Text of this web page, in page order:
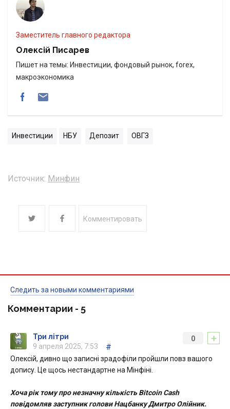
Заместитель главного редактора
Олексій Писарев
Пишет на темы: Инвестиции, фондовый рынок, forex,
макроэкономика
Инвестиции НБУ Депозит ОВГЗ
Источник: Минфин
Комментировать
Следить за новыми комментариями
Комментарии - 5
+
0
Три літри
9 апреля 2025, 7:53
#
Олексій, дивно що записні зрадофіли пройшли повз вашого
допису. Це щось нестандартне на Мінфіні.
Хоча рік тому про незначну кількість Bitcoin Cash
повідомляв заступник голови Нацбанку Дмитро Олійник.